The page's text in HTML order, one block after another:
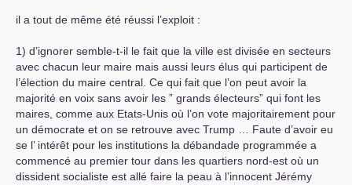
il a tout de même été réussi l’exploit :
1) d’ignorer semble-t-il le fait que la ville est divisée en secteurs
avec chacun leur maire mais aussi leurs élus qui participent de
l’élection du maire central. Ce qui fait que l’on peut avoir la
majorité en voix sans avoir les ” grands électeurs” qui font les
maires, comme aux Etats-Unis où l’on vote majoritairement pour
un démocrate et on se retrouve avec Trump … Faute d’avoir eu
se l’ intérêt pour les institutions la débandade programmée a
commencé au premier tour dans les quartiers nord-est où un
dissident socialiste est allé faire la peau à l’innocent Jérémy